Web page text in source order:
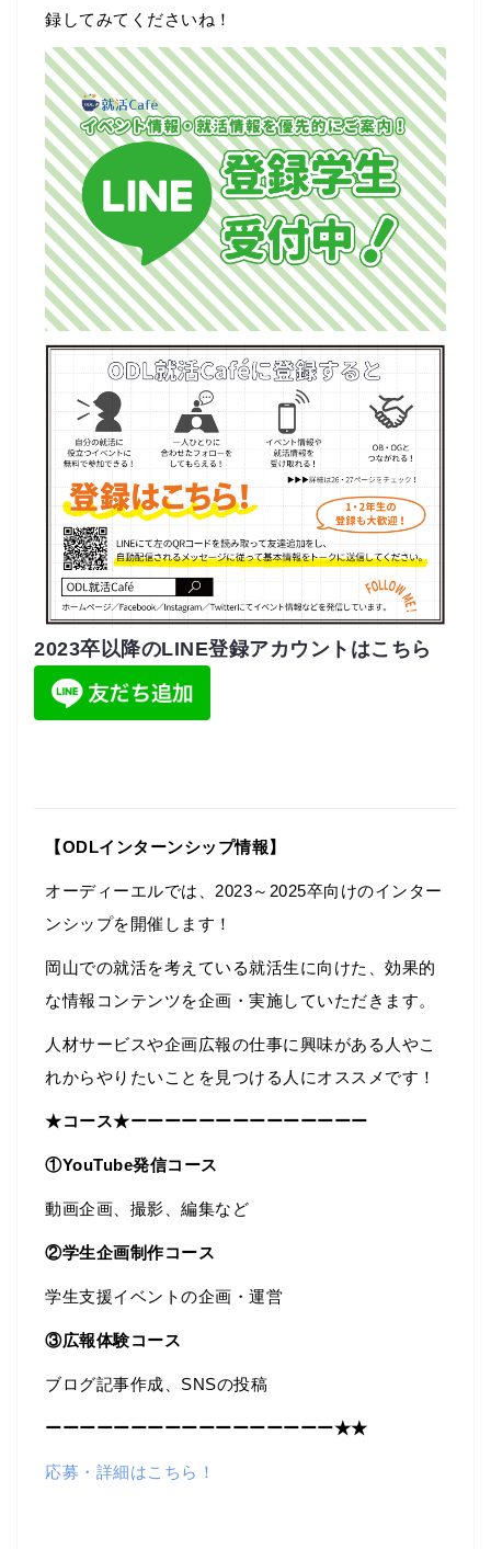
録してみてくださいね！
2023卒以降のLINE登録アカウントはこちら
【ODLインターンシップ情報】
オーディーエルでは、2023～2025卒向けのインター
ンシップを開催します！
岡山での就活を考えている就活生に向けた、効果的
な情報コンテンツを企画・実施していただきます。
人材サービスや企画広報の仕事に興味がある人やこ
れからやりたいことを見つける人にオススメです！
★コース★ーーーーーーーーーーーーーー
①YouTube発信コース
動画企画、撮影、編集など
②学生企画制作コース
学生支援イベントの企画・運営
③広報体験コース
ブログ記事作成、SNSの投稿
ーーーーーーーーーーーーーーーーー★★
応募・詳細はこちら！